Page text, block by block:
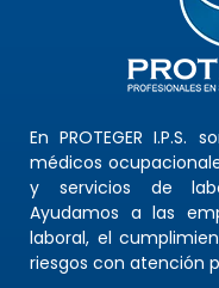
En PROTEGER
médicos
y servicios de
Ayudamos a las
laboral, el
riesgos con atención